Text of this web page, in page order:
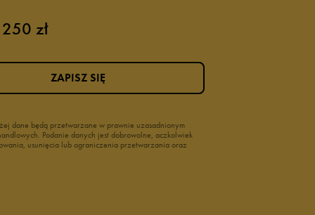
zł
dane będą przetwarzane w prawnie uzasadnionym
Podanie danych jest dobrowolne, aczkolwiek
usunięcia lub ograniczenia przetwarzania oraz
ZAPISZ SIĘ